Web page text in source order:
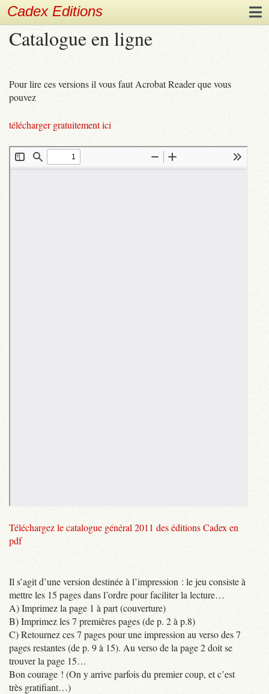
Cadex Editions
Catalogue en ligne
Pour lire ces versions il vous faut Acrobat Reader que vous
pouvez
télécharger gratuitement ici
Téléchargez le catalogue général 2011 des éditions Cadex en
pdf
Il s’agit d’une version destinée à l’impression : le jeu consiste à
mettre les 15 pages dans l’ordre pour faciliter la lecture…
A) Imprimez la page 1 à part (couverture)
B) Imprimez les 7 premières pages (de p. 2 à p.8)
C) Retournez ces 7 pages pour une impression au verso des 7
pages restantes (de p. 9 à 15). Au verso de la page 2 doit se
trouver la page 15…
Bon courage ! (On y arrive parfois du premier coup, et c’est
très gratifiant…)